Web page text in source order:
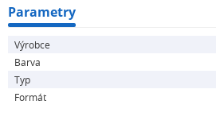
Parametry
Výrobce
Barva
Typ
Formát